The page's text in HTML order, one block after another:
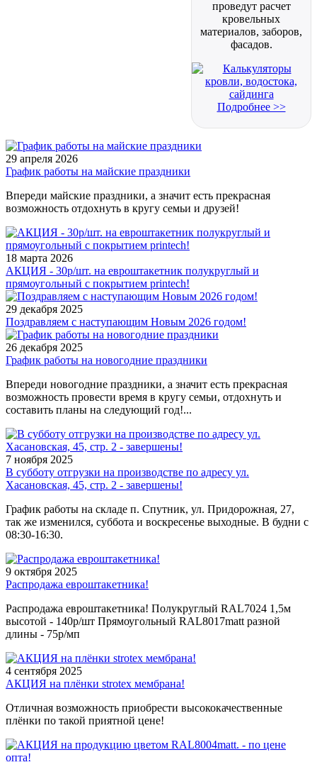
проведут расчет
кровельных
материалов, заборов,
фасадов.
Подробнее >>
29 апреля 2026
График работы на майские праздники
Впереди майские праздники, а значит есть прекрасная
возможность отдохнуть в кругу семьи и друзей!
18 марта 2026
АКЦИЯ - 30р/шт. на евроштакетник полукруглый и
прямоугольный с покрытием printech!
29 декабря 2025
Поздравляем с наступающим Новым 2026 годом!
26 декабря 2025
График работы на новогодние праздники
Впереди новогодние праздники, а значит есть прекрасная
возможность провести время в кругу семьи, отдохнуть и
составить планы на следующий год!...
7 ноября 2025
В субботу отгрузки на производстве по адресу ул.
Хасановская, 45, стр. 2 - завершены!
График работы на складе п. Спутник, ул. Придорожная, 27,
так же изменился, суббота и воскресенье выходные. В будни с
08:30-16:30.
9 октября 2025
Распродажа евроштакетника!
Распродажа евроштакетника! Полукруглый RAL7024 1,5м
высотой - 140р/шт Прямоугольный RAL8017matt разной
длины - 75р/мп
4 сентября 2025
АКЦИЯ на плёнки strotex мембрана!
Отличная возможность приобрести высококачественные
плёнки по такой приятной цене!